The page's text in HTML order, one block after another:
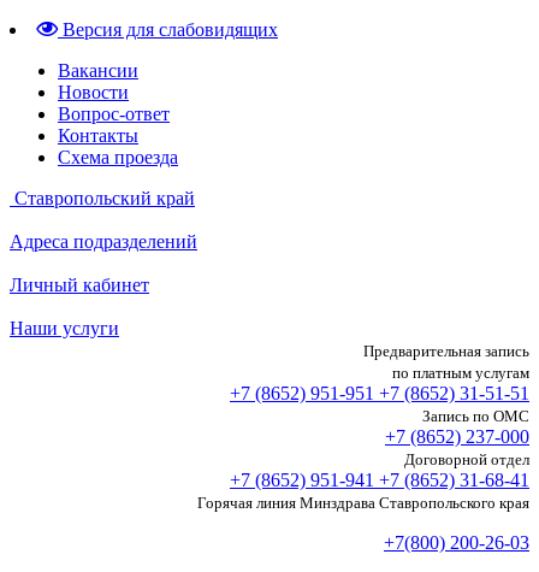
Версия для слабовидящих
Вакансии
Новости
Вопрос-ответ
Контакты
Схема проезда
Ставропольский край
Адреса подразделений
Личный кабинет
Наши услуги
Предварительная запись
по платным услугам
+7 (8652) 951-951 +7 (8652) 31-51-51
Запись по ОМС
+7 (8652) 237-000
Договорной отдел
+7 (8652) 951-941 +7 (8652) 31-68-41
Горячая линия Минздрава Ставропольского края
+7(800) 200-26-03